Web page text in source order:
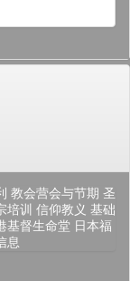
教会营会与节期 圣
培训 信仰教义 基础
基督生命堂 日本福
息